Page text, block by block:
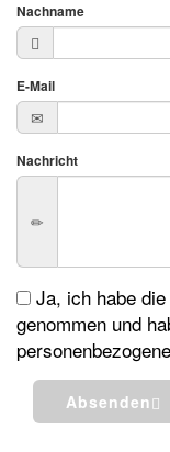
Nachname
E-Mail
Nachricht
Ja, ich habe die
genommen und
Absenden